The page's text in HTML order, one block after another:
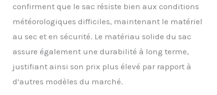
confirment que le sac résiste bien aux conditions
météorologiques difficiles, maintenant le matériel
au sec et en sécurité. Le matériau solide du sac
assure également une durabilité à long terme,
justifiant ainsi son prix plus élevé par rapport à
d’autres modèles du marché.